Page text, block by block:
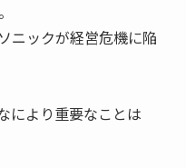
ニックが経営危機に陥
により重要なことは